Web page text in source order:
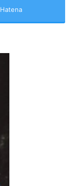
Hatena